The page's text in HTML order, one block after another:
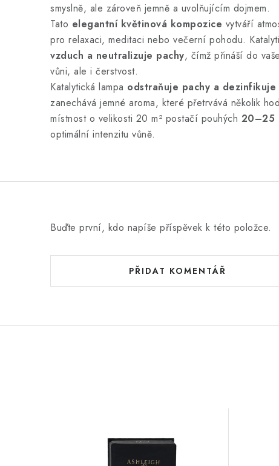
smyslně, ale zároveň jemně a uvolňujícím dojmem.
Tato elegantní květinová kompozice vytváří
pro relaxaci, meditaci nebo večerní pohodu.
vzduch a neutralizuje pachy, čímž přináší do
vůni, ale i čerstvost.
Katalytická lampa odstraňuje pachy a dezinfikuje
zanechává jemné aroma, které přetrvává několik
místnost o velikosti 20 m² postačí pouhých 20–25
optimální intenzitu vůně.
Buďte první, kdo napíše příspěvek k této položce.
PŘIDAT KOMENTÁŘ